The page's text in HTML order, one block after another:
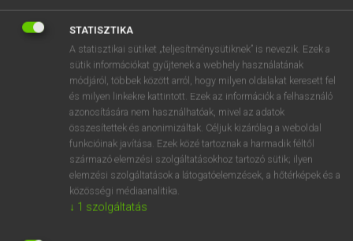
Díjmentes angol szótár
surface tension fn felületi feszültség
⚲ surface tensionkeresése szótárainkban
DÍJMENTES ANGOL SZÓTÁR
STATISZTIKA
A statisztikai sütiket „teljesítménysütiknek” is nevezik. Ezek a
sütik információkat gyűjtenek a webhely használatának
módjáról, többek között arról, hogy milyen oldalakat keresett fel
és milyen linkekre kattintott. Ezek az információk a felhasználó
azonosítására nem használhatóak, mivel az adatok
összesítettek és anonimizáltak. Céljuk kizárólag a weboldal
funkcióinak javítása. Ezek közé tartoznak a harmadik féltől
származó elemzési szolgáltatásokhoz tartozó sütik; ilyen
elemzési szolgáltatások a látogatóelemzések, a hőtérképek és a
közösségi médiaanalitika.
↓ 1 szolgáltatás
r t z u i o p ő ú
k l ű
n m , . AltGr